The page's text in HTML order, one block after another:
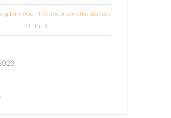
for virksomhet under samarbeidsavtale
(Trinn 1)